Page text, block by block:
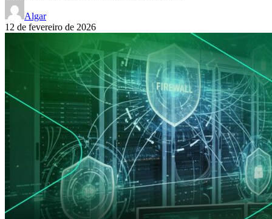
Algar
12 de fevereiro de 2026